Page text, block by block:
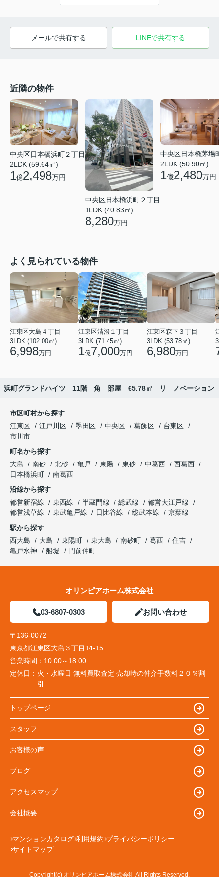
メールで共有する LINEで共有する
近隣の物件
中央区日本橋浜町２丁目
2LDK (59.64㎡)
1億2,498万円
中央区日本橋浜町２丁目
1LDK (40.83㎡)
8,280万円
中央区日本橋茅場
2LDK (50.90㎡)
1億2,480万円
よく見られている物件
江東区大島４丁目
3LDK (102.00㎡)
6,998万円
江東区清澄１丁目
3LDK (71.45㎡)
1億7,000万円
江東区森下３丁目
3LDK (53.78㎡)
6,980万円
浜町グランドハイツ 11階 角 部屋 65.78㎡ リ ノベーション
市区町村から探す
江東区
江戸川区 墨田区 中央区 葛飾区
台東区
市川市
町名から探す
大島
南砂 北砂 亀戸 東陽 東砂 中葛西
西葛西
日本橋浜町
南葛西
沿線から探す
都営新宿線
東西線 半蔵門線 総武線
都営大江戸線
都営浅草線
東武亀戸線 日比谷線 総武本線
京葉線
駅から探す
西大島
大島 東陽町 東大島 南砂町 葛西
住吉
亀戸水神
船堀 門前仲町
オリンピアホーム株式会社
03-6807-0303 お問い合わせ
〒136-0072
東京都江東区大島３丁目14-15
営業時間： 10:00～18:00
定休日： 火・水曜日 無料買取査定 売却時の仲介手数料２０％割
引
トップページ
スタッフ
お客様の声
ブログ
アクセスマップ
会社概要
マンションカタログ 利用規約 プライバシーポリシー
サイトマップ
Copyright(c) オリンピアホーム株式会社 All Rights Reserved.